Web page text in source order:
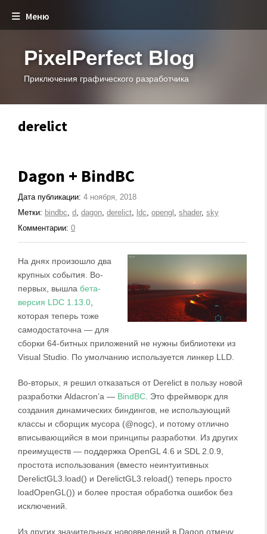
Меню
PixelPerfect Blog
Приключения графического разработчика
derelict
Dagon + BindBC
Дата публикации: 4 ноября, 2018
Метки: bindbc, d, dagon, derelict, ldc, opengl , shader, sky
Комментарии: 0
На днях произошло два
крупных события. Во-
первых, вышла бета-
версия LDC 1.13.0
которая теперь тоже
самодостаточна — для
сборки 64-битных приложений не нужны библиотеки из
Visual Studio. По умолчанию используется линкер LLD.
Во-вторых, я решил отказаться от Derelict в пользу новой
разработки Aldacron’а — BindBC . Это фреймворк для
создания динамических биндингов, не использующий
классы и сборщик мусора (@nogc), и потому отлично
вписывающийся в мои принципы разработки. Из других
преимуществ — поддержка OpenGL 4.6 и SDL 2.0.9,
простота использования (вместо неинтуитивных
DerelictGL3.load() и DerelictGL3.reload() теперь просто
loadOpenGL()) и более простая обработка ошибок без
исключений.
Из других значительных нововведений в Dagon отмечу